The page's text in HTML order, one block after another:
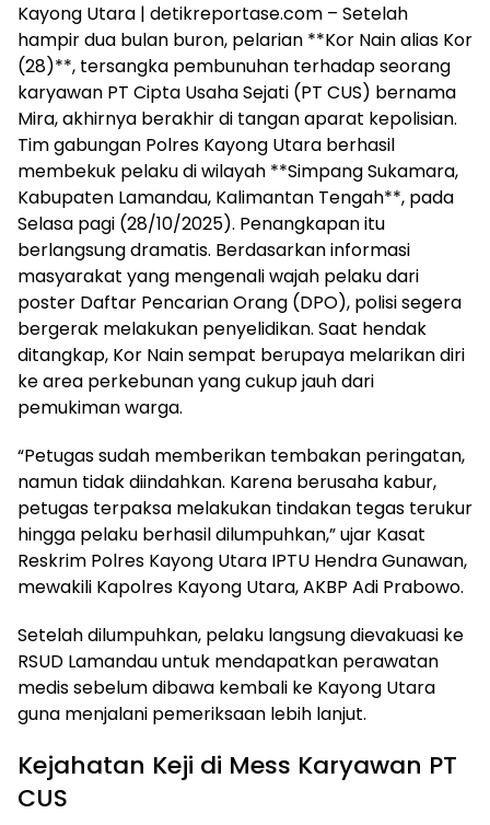
Kayong Utara | detikreportase.com – Setelah
hampir dua bulan buron, pelarian **Kor Nain alias Kor
(28)**, tersangka pembunuhan terhadap seorang
karyawan PT Cipta Usaha Sejati (PT CUS) bernama
Mira, akhirnya berakhir di tangan aparat kepolisian.
Tim gabungan Polres Kayong Utara berhasil
membekuk pelaku di wilayah **Simpang Sukamara,
Kabupaten Lamandau, Kalimantan Tengah**, pada
Selasa pagi (28/10/2025). Penangkapan itu
berlangsung dramatis. Berdasarkan informasi
masyarakat yang mengenali wajah pelaku dari
poster Daftar Pencarian Orang (DPO), polisi segera
bergerak melakukan penyelidikan. Saat hendak
ditangkap, Kor Nain sempat berupaya melarikan diri
ke area perkebunan yang cukup jauh dari
pemukiman warga.
“Petugas sudah memberikan tembakan peringatan,
namun tidak diindahkan. Karena berusaha kabur,
petugas terpaksa melakukan tindakan tegas terukur
hingga pelaku berhasil dilumpuhkan,” ujar Kasat
Reskrim Polres Kayong Utara IPTU Hendra Gunawan,
mewakili Kapolres Kayong Utara, AKBP Adi Prabowo.
Setelah dilumpuhkan, pelaku langsung dievakuasi ke
RSUD Lamandau untuk mendapatkan perawatan
medis sebelum dibawa kembali ke Kayong Utara
guna menjalani pemeriksaan lebih lanjut.
Kejahatan Keji di Mess Karyawan PT
CUS